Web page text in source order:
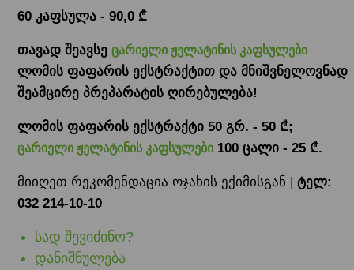
60 კაფსულა - 90,0 ₾
თავად შეავსე ცარიელი ჟელატინის კაფსულები
ლომის ფაფარის ექსტრაქტით და მნიშვნელოვნად
შეამცირე პრეპარატის ღირებულება!
ლომის ფაფარის ექსტრაქტი 50 გრ. - 50 ₾;
ცარიელი ჟელატინის კაფსულები 100 ცალი - 25 ₾.
მიიღეთ რეკომენდაცია ოჯახის ექიმისგან | ტელ:
032 214-10-10
სად შევიძინო?
დანიშნულება